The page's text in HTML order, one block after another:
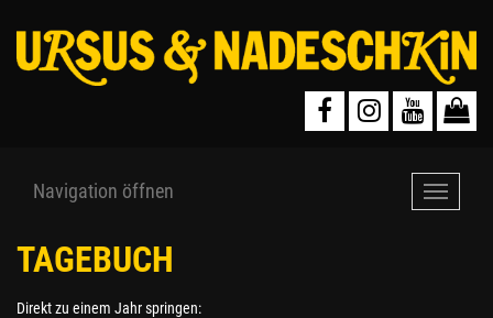
Navigation öffnen
TAGEBUCH
Direkt zu einem Jahr springen: